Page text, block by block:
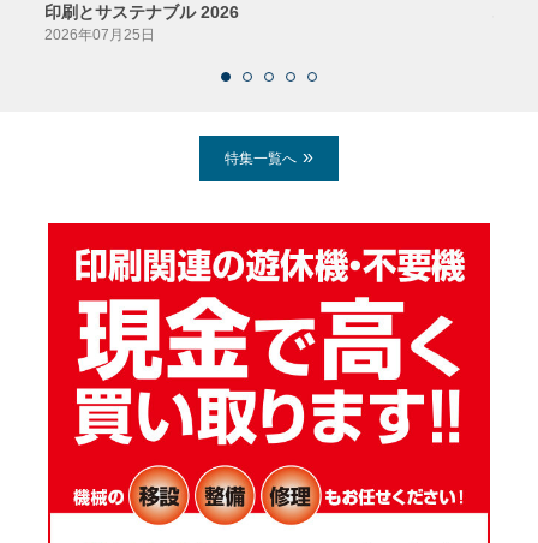
印刷とサステナブル 2026
2026年07月25日
特集一覧へ